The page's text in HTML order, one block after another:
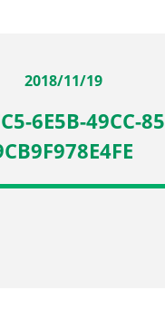
2018/11/19
6E5B-49CC-